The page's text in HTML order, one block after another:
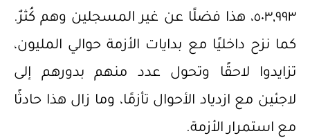
٥٠٣,٩٩٣، هذا فضلًا عن غير المسجلين وهم كُثرٌ.
كما نزح داخليًا مع بدايات الأزمة حوالي المليون،
تزايدوا لاحقًا وتحول عدد منهم بدورهم إلى
لاجئين مع ازدياد الأحوال تأزمًا، وما زال هذا حادثًا
مع استمرار الأزمة.